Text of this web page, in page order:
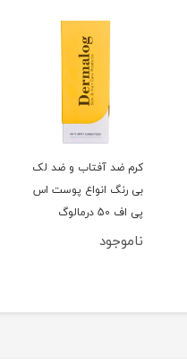
کرم ضد آفتاب و ضد لک
بی رنگ انواع پوست اس
پی اف 50 درمالوگ
ناموجود